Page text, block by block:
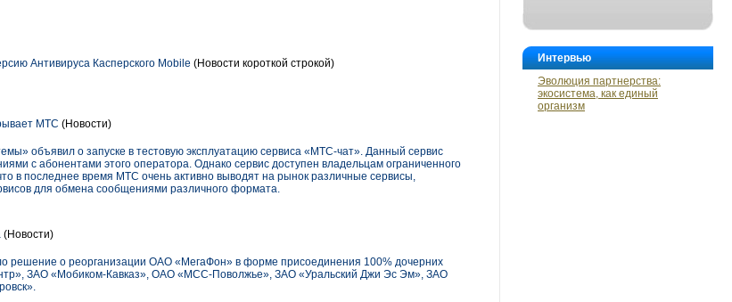
Интервью
Эволюция партнерства:
экосистема, как единый
организм
Антивируса Касперского Mobile (Новости короткой строкой)
МТС (Новости)
объявил о запуске в тестовую эксплуатацию сервиса «МТС-чат». Данный сервис
с абонентами этого оператора. Однако сервис доступен владельцам ограниченного
в последнее время МТС очень активно выводят на рынок различные сервисы,
для обмена сообщениями различного формата.
(Новости)
решение о реорганизации ОАО «МегаФон» в форме присоединения 100% дочерних
ЗАО «Мобиком-Кавказ», ОАО «МСС-Поволжье», ЗАО «Уральский Джи Эс Эм», ЗАО